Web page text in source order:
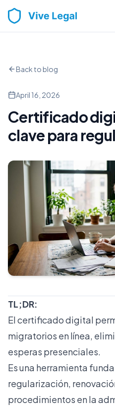
Back to blog
April 16, 2026
Certificado
clave para
TL;DR:
El certificado digital
migratorios en línea,
esperas presenciales.
Es una herramienta
regularización,
procedimientos en la